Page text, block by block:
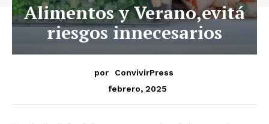
Alimentos y Verano,evitá
riesgos innecesarios
por
ConvivirPress
febrero, 2025